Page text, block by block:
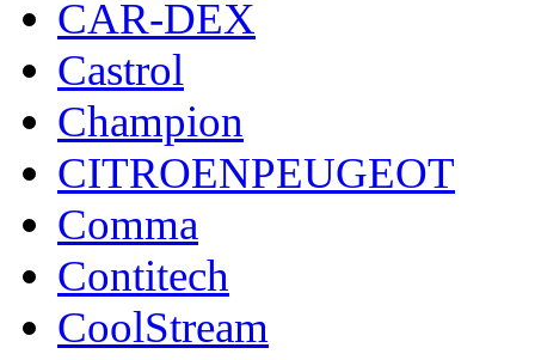
CAR-DEX
Castrol
Champion
CITROENPEUGEOT
Comma
Contitech
CoolStream